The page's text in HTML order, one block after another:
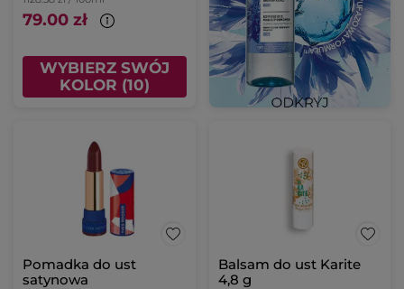
79.00 zł
WYBIERZ SWÓJ
KOLOR (10)
Pomadka do ust
satynowa
Balsam do ust Karite
4,8 g